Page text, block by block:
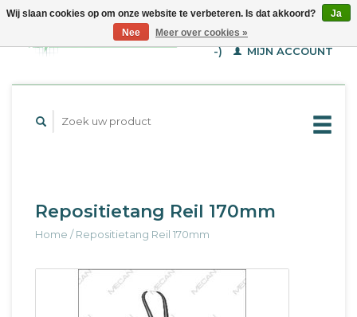
WINKELWAGEN (€--,-
-)
MIJN ACCOUNT
Repositietang Reil 170mm
Home /Repositietang Reil 170mm
Wij slaan cookies op om onze website te verbeteren. Is dat akkoord?
Ja
Nee
Meer over cookies »